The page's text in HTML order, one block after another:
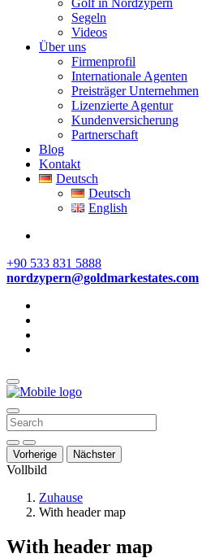
Golf in Nordzypern
Segeln
Videos
Über uns
Firmenprofil
Internationale Agenten
Preisträger Unternehmen
Lizenzierte Agentur
Kundenversicherung
Partnerschaft
Blog
Kontakt
Deutsch
Deutsch
English
+90 533 831 5888
nordzypern@goldmarkestates.com
Vorherige Nächster
Vollbild
Zuhause
With header map
With header map